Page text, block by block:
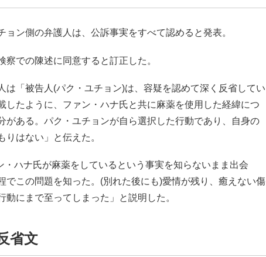
ョン側の弁護人は、公訴事実をすべて認めると発表。
察での陳述に同意すると訂正した。
は「被告人(パク・ユチョン)は、容疑を認めて深く反省してい
したように、ファン・ハナ氏と共に麻薬を使用した経緯につ
がある。パク・ユチョンが自ら選択した行動であり、自身の
りはない」と伝えた。
・ハナ氏が麻薬をしているという事実を知らないまま出会
でこの問題を知った。(別れた後にも)愛情が残り、癒えない傷
動にまで至ってしまった」と説明した。
省文